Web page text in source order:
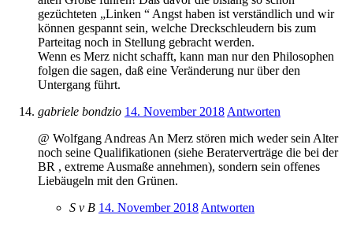
gezüchteten „Linken “ Angst haben ist verständlich und wir
können gespannt sein, welche Dreckschleudern bis zum
Parteitag noch in Stellung gebracht werden.
Wenn es Merz nicht schafft, kann man nur den Philosophen
folgen die sagen, daß eine Veränderung nur über den
Untergang führt.
gabriele bondzio 14. November 2018 Antworten
@ Wolfgang Andreas An Merz stören mich weder sein Alter
noch seine Qualifikationen (siehe Beraterverträge die bei der
BR , extreme Ausmaße annehmen), sondern sein offenes
Liebäugeln mit den Grünen.
S v B 14. November 2018 Antworten